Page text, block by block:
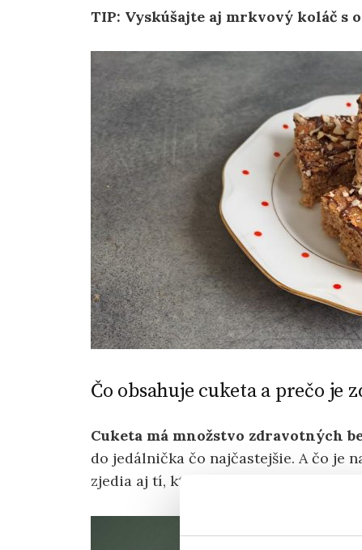
TIP: Vyskúšajte aj mrkvový koláč s
Čo obsahuje cuketa a prečo je
Cuketa má množstvo zdravotných
do jedálnička čo najčastejšie. A čo je
zjedia aj tí, ktorí sa inak zelenine